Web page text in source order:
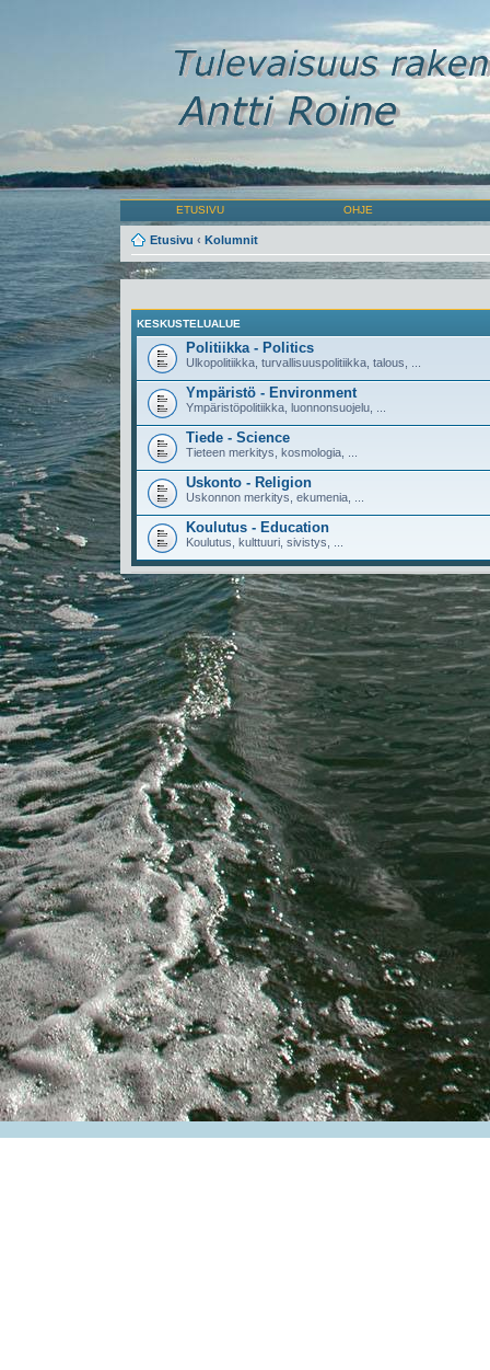
ETUSIVU OHJE
Etusivu ‹ Kolumnit
KESKUSTELUALUE
Politiikka - Politics
Ulkopolitiikka, turvallisuuspolitiikka, talous, ...
Ympäristö - Environment
Ympäristöpolitiikka, luonnonsuojelu, ...
Tiede - Science
Tieteen merkitys, kosmologia, ...
Uskonto - Religion
Uskonnon merkitys, ekumenia, ...
Koulutus - Education
Koulutus, kulttuuri, sivistys, ...